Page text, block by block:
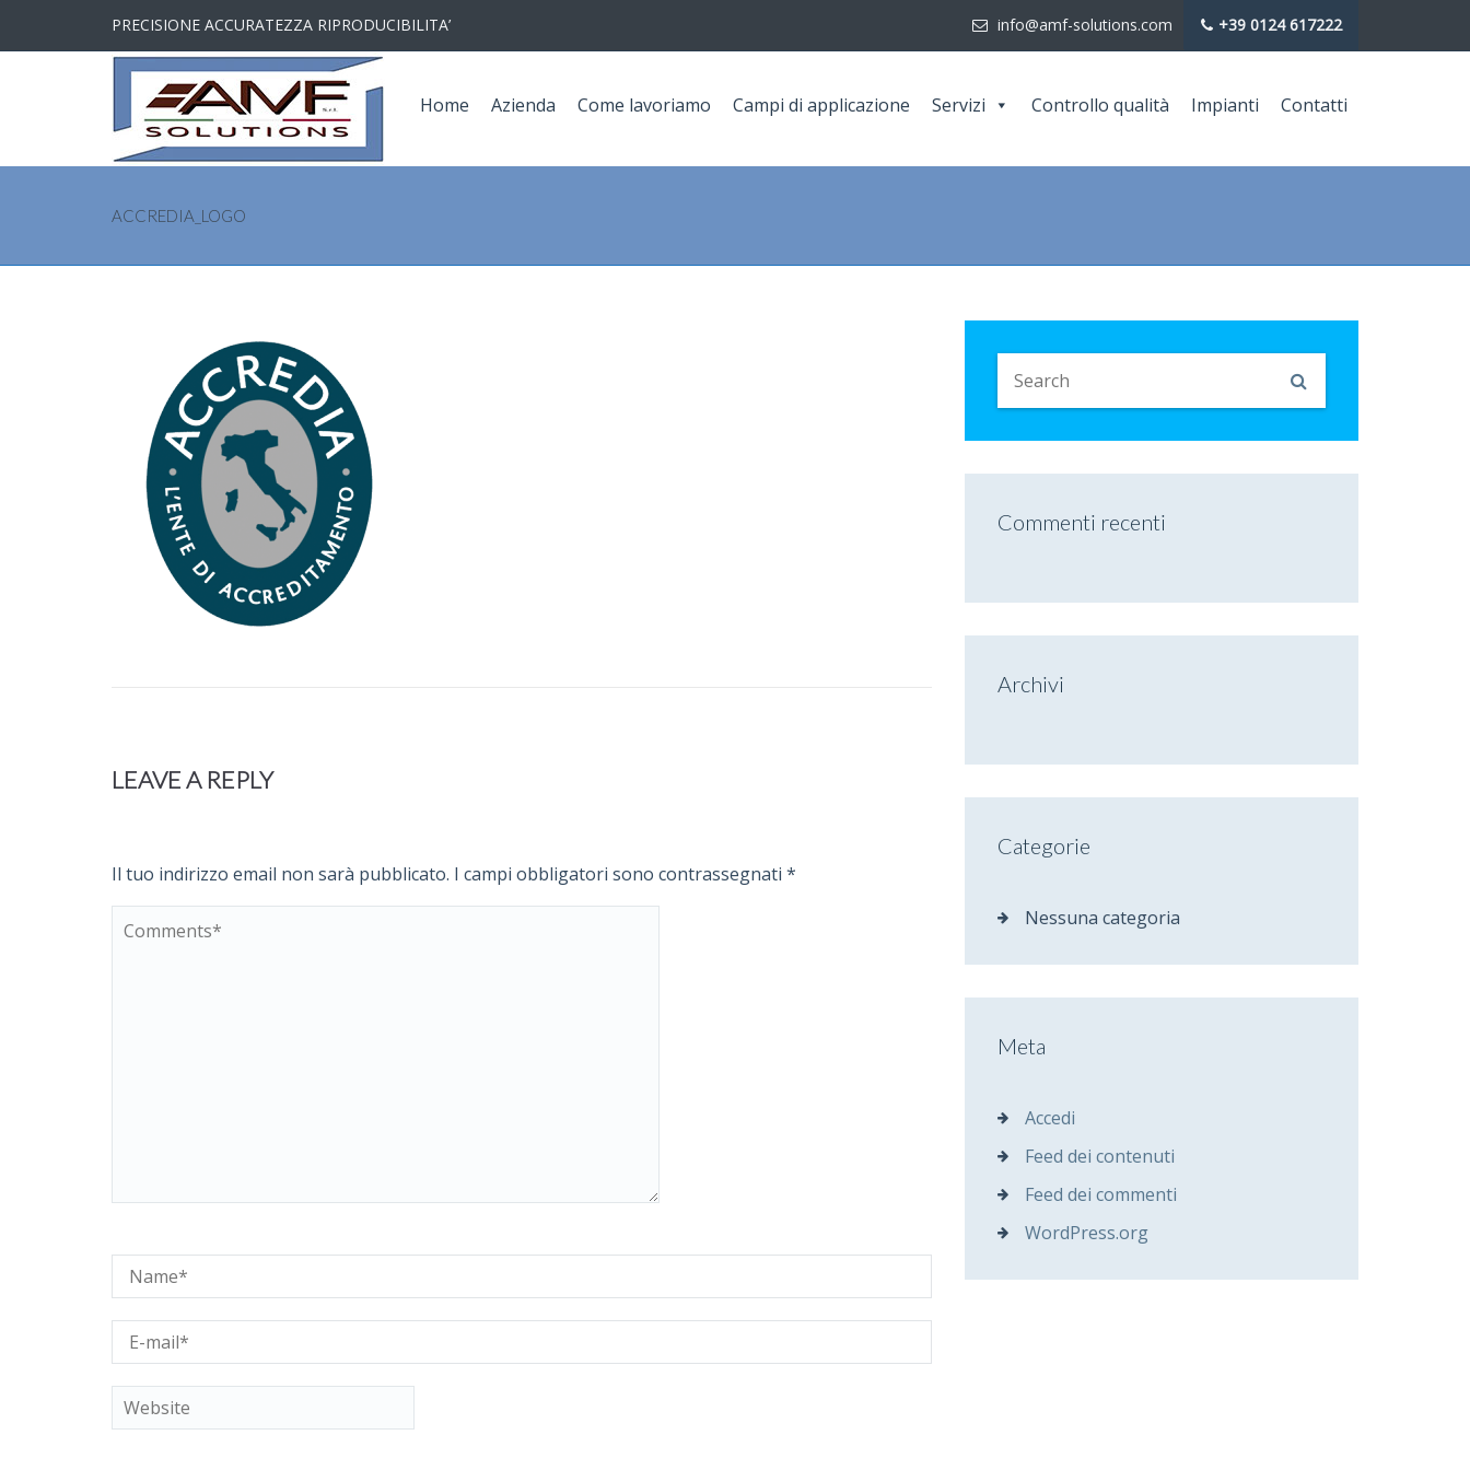
PRECISIONE ACCURATEZZA RIPRODUCIBILITA’ info@amf-solutions.com +39 0124 617222
Home Azienda Come lavoriamo Campi di applicazione Servizi Controllo qualità Impianti Contatti
ACCREDIA_LOGO
LEAVE A REPLY
Il tuo indirizzo email non sarà pubblicato. I campi obbligatori sono contrassegnati *
Commenti recenti
Archivi
Categorie
Nessuna categoria
Meta
Accedi
Feed dei contenuti
Feed dei commenti
WordPress.org